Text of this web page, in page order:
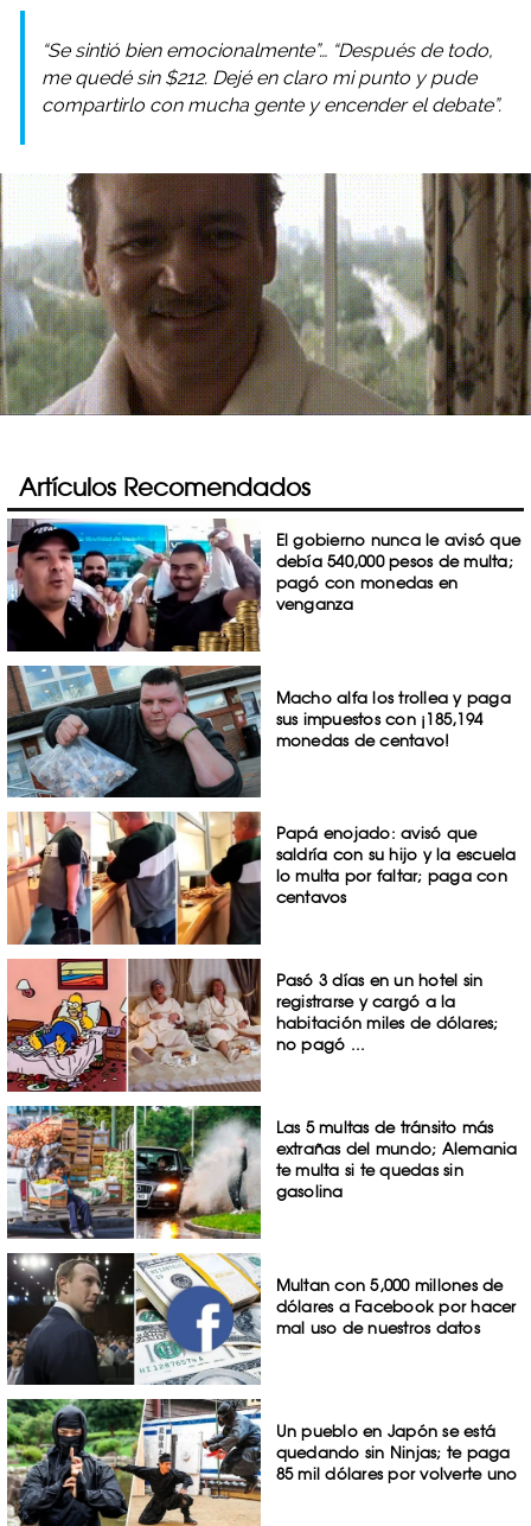
“Se sintió bien emocionalmente”… “Después de todo,
me quedé sin $212. Dejé en claro mi punto y pude
compartirlo con mucha gente y encender el debate”.
Artículos Recomendados
El gobierno nunca le avisó que
debía 540,000 pesos de multa;
pagó con monedas en
venganza
Macho alfa los trollea y paga
sus impuestos con ¡185,194
monedas de centavo!
Papá enojado: avisó que
saldría con su hijo y la escuela
lo multa por faltar; paga con
centavos
Pasó 3 días en un hotel sin
registrarse y cargó a la
habitación miles de dólares;
no pagó ...
Las 5 multas de tránsito más
extrañas del mundo; Alemania
te multa si te quedas sin
gasolina
Multan con 5,000 millones de
dólares a Facebook por hacer
mal uso de nuestros datos
Un pueblo en Japón se está
quedando sin Ninjas; te paga
85 mil dólares por volverte uno